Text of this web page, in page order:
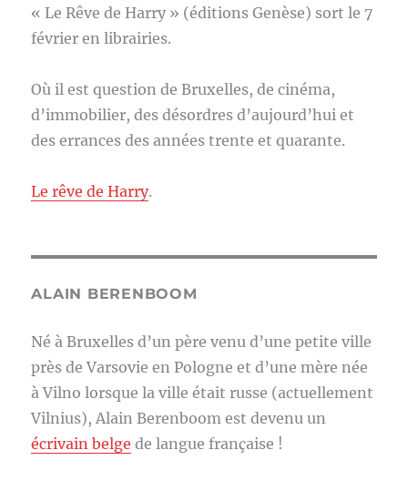
« Le Rêve de Harry » (éditions Genèse) sort le 7
février en librairies.
Où il est question de Bruxelles, de cinéma,
d’immobilier, des désordres d’aujourd’hui et
des errances des années trente et quarante.
Le rêve de Harry.
ALAIN BERENBOOM
Né à Bruxelles d’un père venu d’une petite ville
près de Varsovie en Pologne et d’une mère née
à Vilno lorsque la ville était russe (actuellement
Vilnius), Alain Berenboom est devenu un
écrivain belge de langue française !